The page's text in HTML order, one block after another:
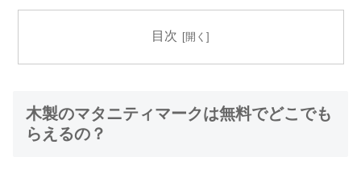
目次
木製のマタニティマークは無料でどこでも
らえるの？